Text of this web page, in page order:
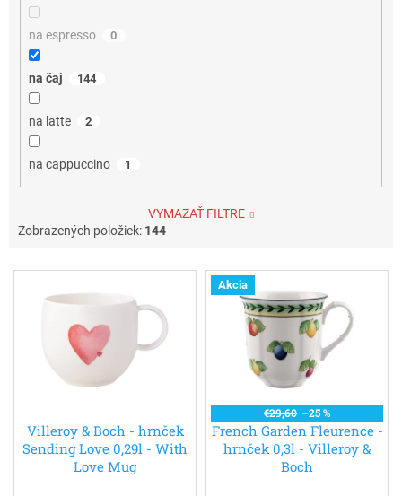
na espresso 0
na čaj 144
na latte 2
na cappuccino 1
VYMAZAŤ FILTRE
Zobrazených položiek: 144
V
Villeroy & Boch - hrnček
Sending Love 0,29l - With
Love Mug
Akcia
€29,60 –25 %
French Garden Fleurence -
hrnček 0,3l - Villeroy &
Boch